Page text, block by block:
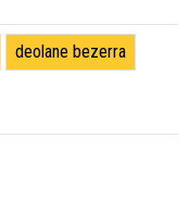
deolane bezerra